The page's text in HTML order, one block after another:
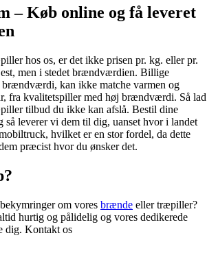
– Køb online og få leveret
hos os, er det ikke prisen pr. kg. eller pr.
men i stedet brændværdien. Billige
kan ikke matche varmen og
fra kvalitetspiller med høj brændværdi. Så lad
tilbud du ikke kan afslå. Bestil dine
så leverer vi dem til dig, uanset hvor i landet
hvilket er en stor fordel, da dette
præcist hvor du ønsker det.
om vores brænde eller træpiller?
hurtig og pålidelig og vores dedikerede
dig. Kontakt os